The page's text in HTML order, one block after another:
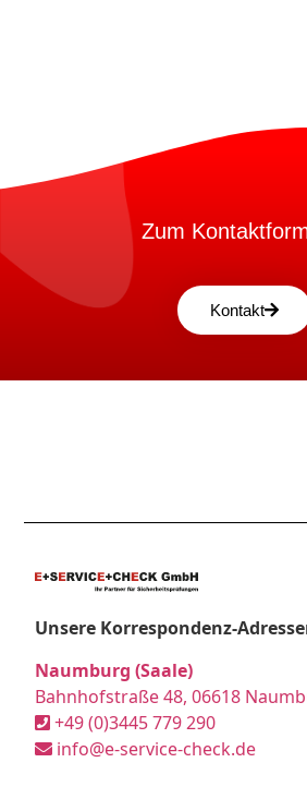
Zum
Kontakt
Unsere Korrespondenz-
Naumburg (Saale)
Bahnhofstraße 48, 06618
+49 (0)3445 779 290
info@e-service-check.de